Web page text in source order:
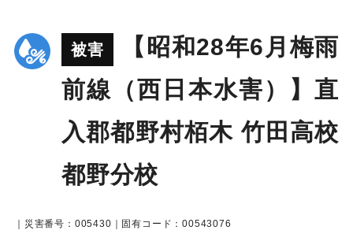
被害
【昭和28年6月梅雨
前線（西日本水害）】直
入郡都野村栢木 竹田高校
都野分校
｜災害番号：005430｜固有コード：00543076